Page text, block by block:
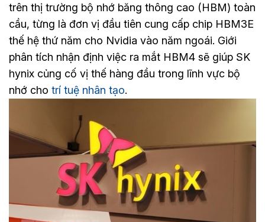
trên thị trường bộ nhớ băng thông cao (HBM) toàn
cầu, từng là đơn vị đầu tiên cung cấp chip HBM3E
thế hệ thứ năm cho Nvidia vào năm ngoái. Giới
phân tích nhận định việc ra mắt HBM4 sẽ giúp SK
hynix củng cố vị thế hàng đầu trong lĩnh vực bộ
nhớ cho trí tuệ nhân tạo.